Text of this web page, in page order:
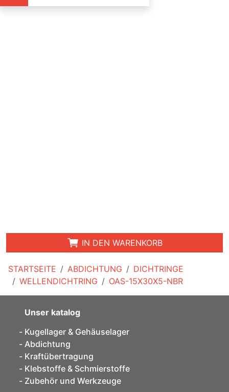
STARTSEITE ABDICHTUNG
DICHTRINGE
WELLENDICHTRING
OAS-15X30X5-NBR
IN DEN WARENKORB
Unser katalog
Kugellager & Gehäuselager
Abdichtung
Kraftübertragung
Klebstoffe & Schmierstoffe
Zubehör und Werkzeuge